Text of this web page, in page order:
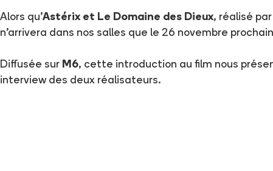
Alors qu'Astérix et Le Domaine des Dieux, réalisé par
n'arrivera dans nos salles que le 26 novembre
Diffusée sur M6, cette introduction au film nous
interview des deux réalisateurs.